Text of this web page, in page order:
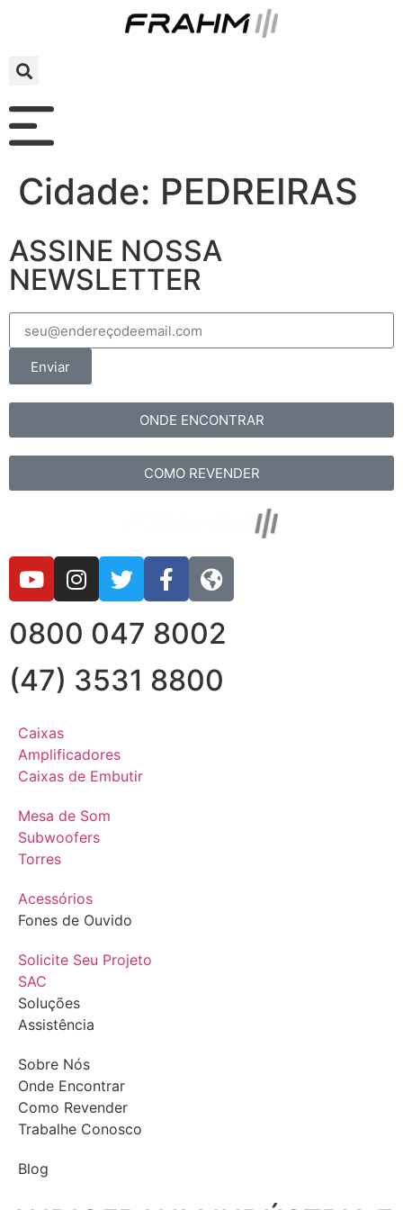
Cidade: PEDREIRAS
ASSINE NOSSA
NEWSLETTER
Enviar
ONDE ENCONTRAR
COMO REVENDER
0800 047 8002
(47) 3531 8800
Caixas
Amplificadores
Caixas de Embutir
Mesa de Som
Subwoofers
Torres
Acessórios
Fones de Ouvido
Solicite Seu Projeto
SAC
Soluções
Assistência
Sobre Nós
Onde Encontrar
Como Revender
Trabalhe Conosco
Blog